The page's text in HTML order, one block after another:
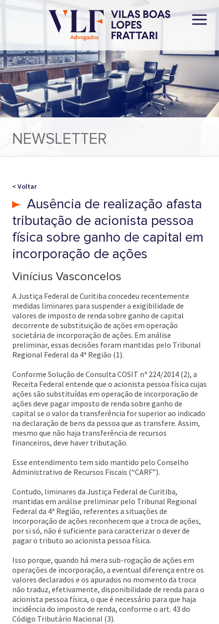
NEWSLETTER
< Voltar
Ausência de realização afasta
tributação de acionista pessoa
física sobre ganho de capital em
incorporação de ações
Vinícius Vasconcelos
A Justiça Federal de Curitiba concedeu recentemente
medidas liminares para suspender a exigibilidade de
valores de imposto de renda sobre ganho de capital
decorrente de substituição de ações em operação
societária de incorporação de ações. Em análise
preliminar, essas decisões foram mantidas pelo Tribunal
Regional Federal da 4ª Região (1).
Conforme Solução de Consulta COSIT nº 224/2014 (2), a
Receita Federal entende que o acionista pessoa física cujas
ações são substituídas em operação de incorporação de
ações deve pagar imposto de renda sobre ganho de
capital se o valor da transferência for superior ao indicado
na declaração de bens da pessoa que as transfere. Assim,
mesmo que não haja transferência de recursos
financeiros, deve haver tributação.
Esse entendimento tem sido mantido pelo Conselho
Administrativo de Recursos Fiscais (“CARF”).
Contudo, liminares da Justiça Federal de Curitiba,
mantidas em análise preliminar pelo Tribunal Regional
Federal da 4ª Região, referentes a situações de
incorporação de ações reconhecem que a troca de ações,
por si só, não é suficiente para caracterizar o dever de
pagar o tributo ao acionista pessoa física.
Isso porque, quando há mera sub-rogação de ações em
operações de incorporação, a eventual diferença entre os
valores declarados e os apurados no momento da troca
não traduz, efetivamente, disponibilidade de renda para o
acionista pessoa física, o que é necessário para que haja
incidência do imposto de renda, conforme o art. 43 do
Código Tributário Nacional (3).